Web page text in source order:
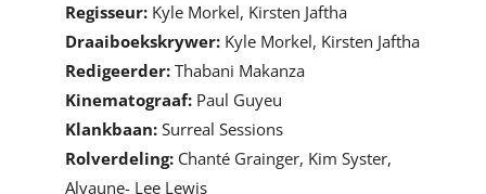
Regisseur:Kyle Morkel, Kirsten Jaftha
Draaiboekskrywer:Kyle Morkel, Kirsten Jaftha
Redigeerder:Thabani Makanza
Kinematograaf:Paul Guyeu
Klankbaan:Surreal Sessions
Rolverdeling:Chanté Grainger, Kim Syster,
Alvaune- Lee Lewis